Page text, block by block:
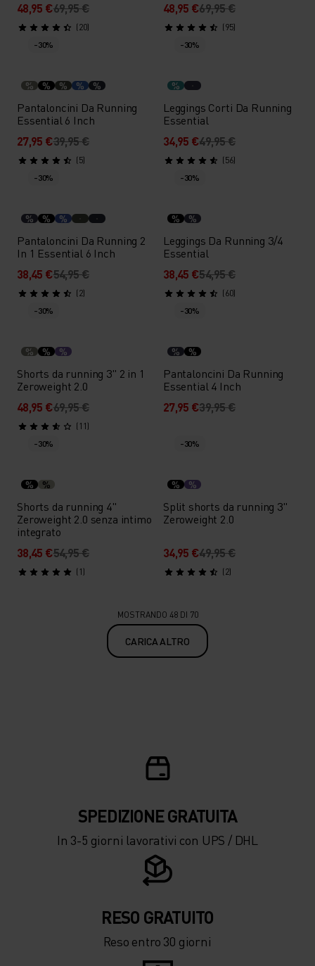
48,95 €69,95 €
(20)
48,95 €69,95 €
(95)
-30%
% % % % %
Pantaloncini Da Running
Essential 6 Inch
27,95 €39,95 €
(5)
-30%
%
Leggings Corti Da Running
Essential
34,95 €49,95 €
(56)
-30%
% % %
Pantaloncini Da Running 2
In 1 Essential 6 Inch
38,45 €54,95 €
(2)
-30%
% %
Leggings Da Running 3/4
Essential
38,45 €54,95 €
(60)
-30%
% % %
Shorts da running 3" 2 in 1
Zeroweight 2.0
48,95 €69,95 €
(11)
-30%
% %
Pantaloncini Da Running
Essential 4 Inch
27,95 €39,95 €
-30%
% %
Shorts da running 4"
Zeroweight 2.0 senza intimo
integrato
38,45 €54,95 €
(1)
-30%
% %
Split shorts da running 3"
Zeroweight 2.0
34,95 €49,95 €
(2)
MOSTRANDO 48 DI 70
CARICA ALTRO
SPEDIZIONE ​​​​​​GRATUITA
In 3-5 giorni lavorativi con UPS / DHL
RESO GRATUITO
Reso entro 30 giorni